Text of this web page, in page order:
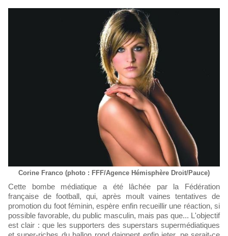
Corine Franco (photo : FFF/Agence Hémisphère Droit/Pauce)
Cette bombe médiatique a été lâchée par la Fédération
française de football, qui, après moult vaines tentatives de
promotion du foot féminin, espère enfin recueillir une réaction, si
possible favorable, du public masculin, mais pas que... L'objectif
est clair : que les supporters des superstars supermédiatiques